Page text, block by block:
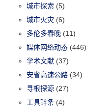
城市探索 (5)
城市火灾 (6)
多伦多春晚 (11)
媒体网络动态 (446)
学术文献 (37)
安省高速公路 (34)
寻根探源 (27)
工具辞条 (4)